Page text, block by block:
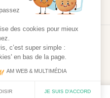
& MULTIMÉDIA
des cookies pour mieux
c’est super simple :
en bas de la page.
AM WEB & MULTIMÉDIA
JE SUIS D'ACCORD